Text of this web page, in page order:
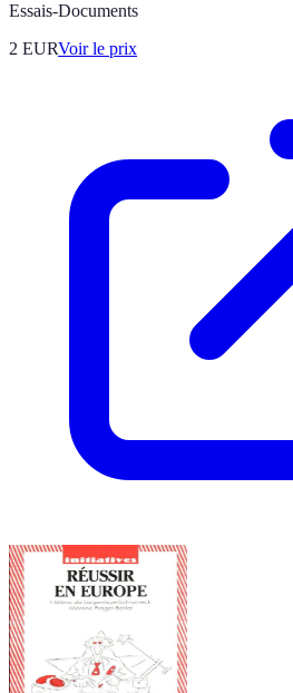
Essais-Documents
2 EURVoir le prix